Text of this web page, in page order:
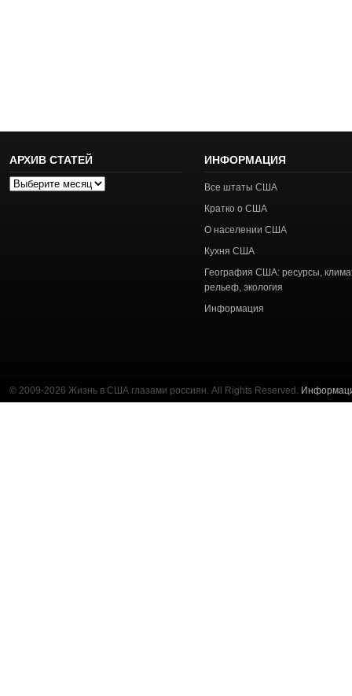
АРХИВ СТАТЕЙ
Архив
ИНФОРМАЦИЯ
Все штаты США
Кратко о США
О населении США
Кухня США
География США: ресурсы,
рельеф, экология
Информация
© 2009-2026 Жизнь в США глазами россиян. All Rights Reserved.